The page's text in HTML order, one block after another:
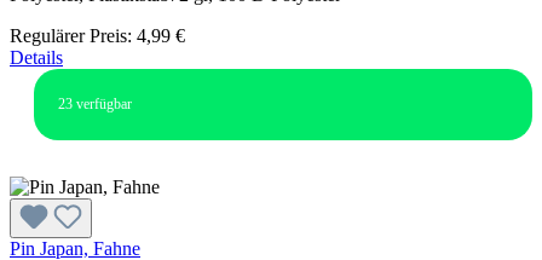
Regulärer Preis: 4,99 €
Details
23 verfügbar
Pin Japan, Fahne